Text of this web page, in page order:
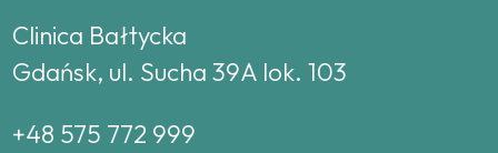
Clinica Bałtycka
Gdańsk, ul. Sucha 39A lok. 103
+48 575 772 999